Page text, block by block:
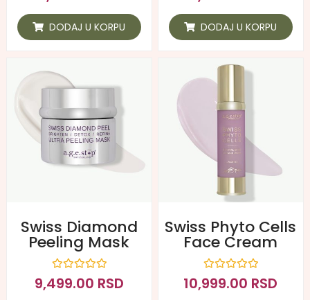
5
DODAJ U KORPU
5
DODAJ U KORPU
Swiss Diamond
Peeling Mask
Ocenjeno
sa
9,499.00 RSD
Swiss Phyto Cells
Face Cream
Ocenjeno
sa
10,999.00 RSD